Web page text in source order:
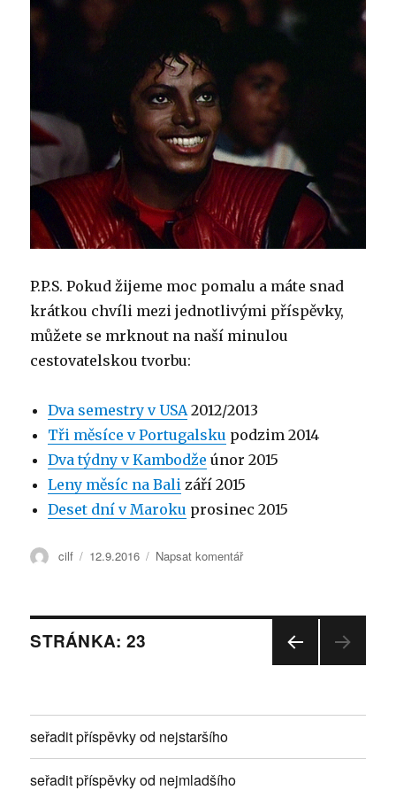
P.P.S. Pokud žijeme moc pomalu a máte snad
krátkou chvíli mezi jednotlivými příspěvky,
můžete se mrknout na naší minulou
cestovatelskou tvorbu:
Dva semestry v USA 2012/2013
Tři měsíce v Portugalsku podzim 2014
Dva týdny v Kambodže únor 2015
Leny měsíc na Bali září 2015
Deset dní v Maroku prosinec 2015
Autor:
cilf Publikováno:
12.9.2016 Napsat komentářpro
Navigace
příspěvky
STRÁNKA: 23
seřadit příspěvky od nejstaršího
seřadit příspěvky od nejmladšího